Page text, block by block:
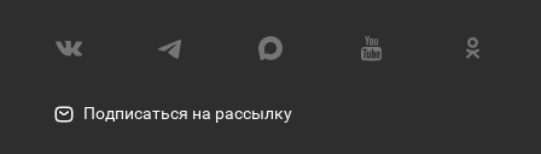
Подписаться на рассылку